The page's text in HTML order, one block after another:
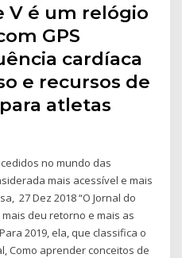
V é um relógio
GPS
cardíaca
e recursos de
atletas
no mundo das
mais acessível e mais
27 Dez 2018 “O Jornal do
deu retorno e mais as
2019, ela, que classifica o
Como aprender conceitos de